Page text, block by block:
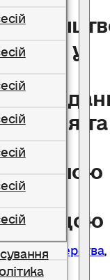
у
та
партнерства